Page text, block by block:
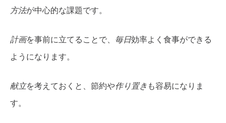
方法が中心的な課題です。
計画を事前に立てることで、 毎日効率よく食事ができる
ようになります。
献立を考えておくと、節約や作り置きも容易になりま
す。